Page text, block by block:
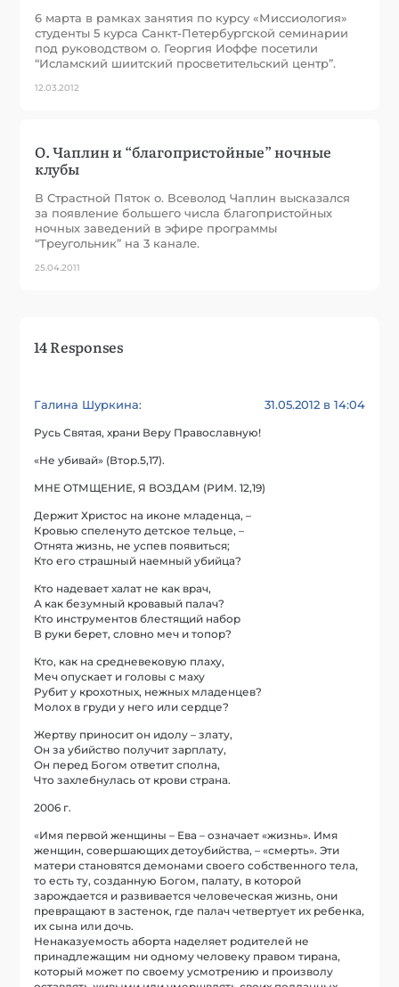
6 марта в рамках занятия по курсу «Миссиология»
студенты 5 курса Санкт-Петербургской семинарии
под руководством о. Георгия Иоффе посетили
“Исламский шиитский просветительский центр”.
12.03.2012
О. Чаплин и “благопристойные” ночные
клубы
В Страстной Пяток о. Всеволод Чаплин высказался
за появление большего числа благопристойных
ночных заведений в эфире программы
“Треугольник” на 3 канале.
25.04.2011
14 Responses
Галина Шуркина: 31.05.2012 в 14:04
Русь Святая, храни Веру Православную!
«Не убивай» (Втор.5,17).
МНЕ ОТМЩЕНИЕ, Я ВОЗДАМ (РИМ. 12,19)
Держит Христос на иконе младенца, –
Кровью спеленуто детское тельце, –
Отнята жизнь, не успев появиться;
Кто его страшный наемный убийца?
Кто надевает халат не как врач,
А как безумный кровавый палач?
Кто инструментов блестящий набор
В руки берет, словно меч и топор?
Кто, как на средневековую плаху,
Меч опускает и головы с маху
Рубит у крохотных, нежных младенцев?
Молох в груди у него или сердце?
Жертву приносит он идолу – злату,
Он за убийство получит зарплату,
Он перед Богом ответит сполна,
Что захлебнулась от крови страна.
2006 г.
«Имя первой женщины – Ева – означает «жизнь». Имя
женщин, совершающих детоубийства, – «смерть». Эти
матери становятся демонами своего собственного тела,
то есть ту, созданную Богом, палату, в которой
зарождается и развивается человеческая жизнь, они
превращают в застенок, где палач четвертует их ребенка,
их сына или дочь.
Ненаказуемость аборта наделяет родителей не
принадлежащим ни одному человеку правом тирана,
который может по своему усмотрению и произволу